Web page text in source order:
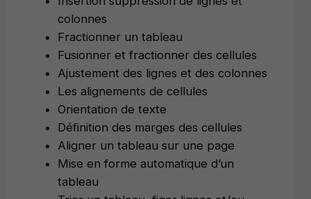
colonnes
Fractionner un tableau
Fusionner et fractionner des cellules
Ajustement des lignes et des colonnes
Les alignements de cellules
Orientation de texte
Définition des marges des cellules
Aligner un tableau sur une page
Mise en forme automatique d’un
tableau